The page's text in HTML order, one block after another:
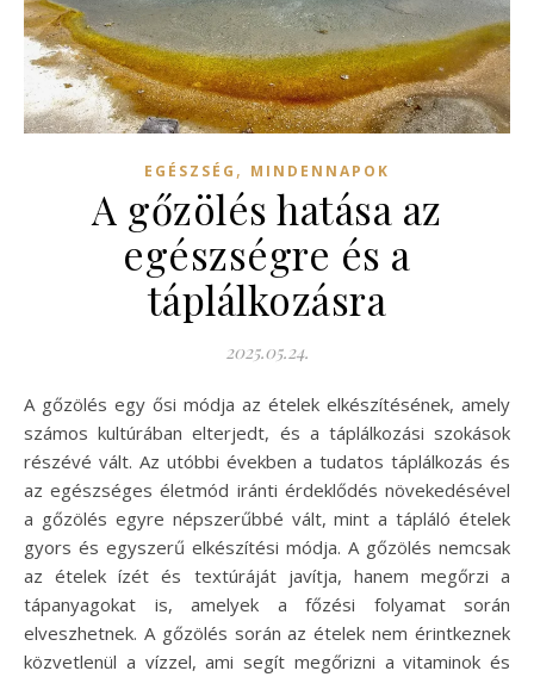
EGÉSZSÉG , MINDENNAPOK
A gőzölés hatása az
egészségre és a
táplálkozásra
2025.05.24.
A gőzölés egy ősi módja az ételek elkészítésének, amely
számos kultúrában elterjedt, és a táplálkozási szokások
részévé vált. Az utóbbi években a tudatos táplálkozás és
az egészséges életmód iránti érdeklődés növekedésével
a gőzölés egyre népszerűbbé vált, mint a tápláló ételek
gyors és egyszerű elkészítési módja. A gőzölés nemcsak
az ételek ízét és textúráját javítja, hanem megőrzi a
tápanyagokat is, amelyek a főzési folyamat során
elveszhetnek. A gőzölés során az ételek nem érintkeznek
közvetlenül a vízzel, ami segít megőrizni a vitaminok és